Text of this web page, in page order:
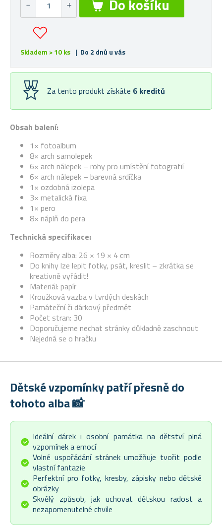
Obsah balení:
1× fotoalbum
8× arch samolepek
6× arch nálepek – rohy pro umístění fotografií
6× arch nálepek – barevná srdíčka
1× ozdobná izolepa
3× metalická fixa
1× pero
8× náplň do pera
Technická specifikace:
Rozměry alba: 26 × 19 × 4 cm
Do knihy lze lepit fotky, psát, kreslit – zkrátka se
kreativně vyřádit!
Materiál: papír
Kroužková vazba v tvrdých deskách
Památeční či dárkový předmět
Počet stran: 30
Doporučujeme nechat stránky důkladně zaschnout
Nejedná se o hračku
Skladem > 10 ks | Do 2 dnů u vás
Za tento produkt získáte 6 kreditů
Dětské vzpomínky patří přesně do
tohoto alba 📸
Ideální dárek i osobní památka na dětství plná
vzpomínek a emocí
Volné uspořádání stránek umožňuje tvořit podle
vlastní fantazie
Perfektní pro fotky, kresby, zápisky nebo dětské
obrázky
Skvělý způsob, jak uchovat dětskou radost a
nezapomenutelné chvíle